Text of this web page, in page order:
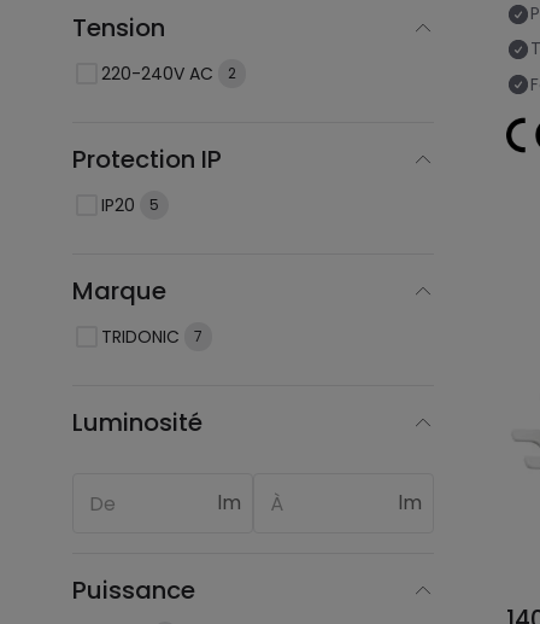
Tension
220-240V AC 2
Protection IP
IP20 5
Marque
TRIDONIC 7
Luminosité
lm lm
Puissance